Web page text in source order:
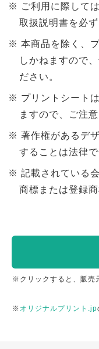
ご利用に際して
取扱説明書を必
本商品を除く、
しかねますので
ださい。
プリントシート
ますので、ご注意
著作権があるデ
することは法律
記載されている
商標または登録商
※クリックすると、販売
※ オリジナルプリント.jp